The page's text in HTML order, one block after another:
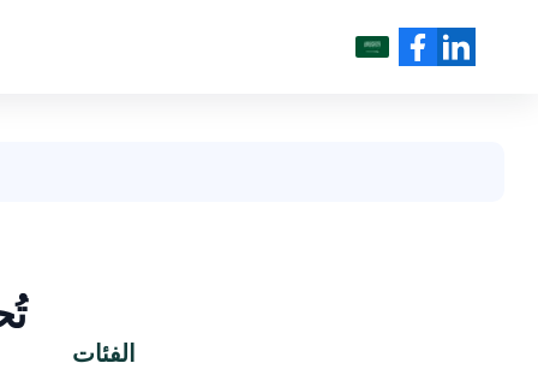
العربية
الفئات